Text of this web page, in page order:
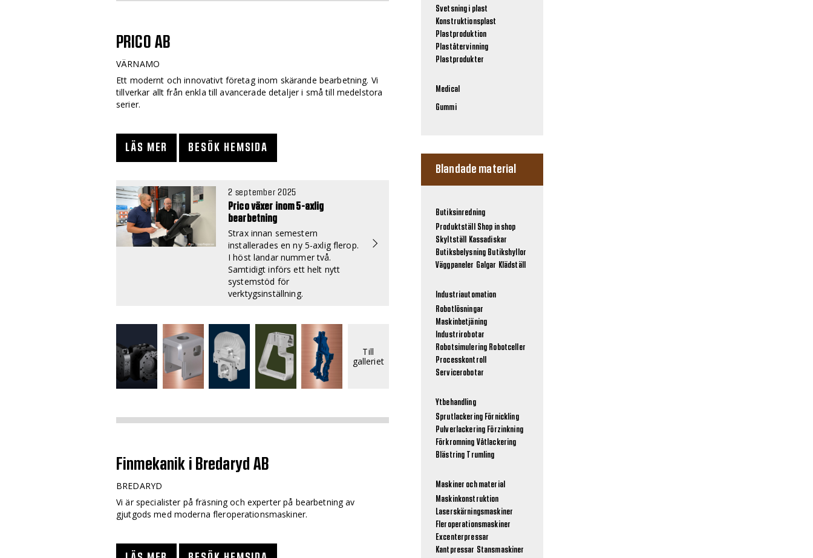
PRICO AB
VÄRNAMO
Ett modernt och innovativt företag inom skärande bearbetning. Vi
tillverkar allt från enkla till avancerade detaljer i små till medelstora
serier.
LÄS MER BESÖK HEMSIDA
2 september 2025
Prico växer inom 5-axlig
bearbetning
Strax innan semestern
installerades en ny 5-axlig flerop.
I höst landar nummer två.
Samtidigt införs ett helt nytt
systemstöd för
verktygsinställning.
Till
galleriet
Finmekanik i Bredaryd AB
BREDARYD
Vi är specialister på fräsning och experter på bearbetning av
gjutgods med moderna fleroperationsmaskiner.
Svetsning i plast
Konstruktionsplast
Plastproduktion
Plaståtervinning
Plastprodukter
Medical
Gummi
Blandade material
Butiksinredning
Produktställ
Shop in shop
Skyltställ
Kassadiskar
Butiksbelysning Butikshyllor
Väggpaneler Galgar Klädställ
Industriautomation
Robotlösningar
Maskinbetjäning
Industrirobotar
Robotsimulering Robotceller
Processkontroll
Servicerobotar
Ytbehandling
Sprutlackering Förnickling
Pulverlackering Förzinkning
Förkromning Våtlackering
Blästring
Trumling
Maskiner och material
Maskinkonstruktion
Laserskärningsmaskiner
Fleroperationsmaskiner
Excenterpressar
Kantpressar Stansmaskiner